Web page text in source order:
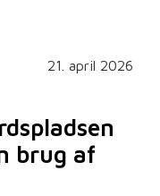
21. april 2026
brug af